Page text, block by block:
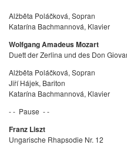
Alžběta Poláčková, Sopran
Katarína Bachmannová, Klavier
Wolfgang Amadeus Mozart
Duett der Zerlina und des Don
Alžběta Poláčková, Sopran
Jiří Hájek, Bariton
Katarína Bachmannová, Klavier
- - Pause - -
Franz Liszt
Ungarische Rhapsodie Nr. 12